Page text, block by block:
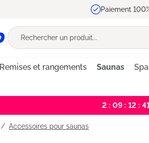
navigation principale Paiement
Remises et rangements Saunas
2 : 09 : 12 :
/ Accessoires pour saunas